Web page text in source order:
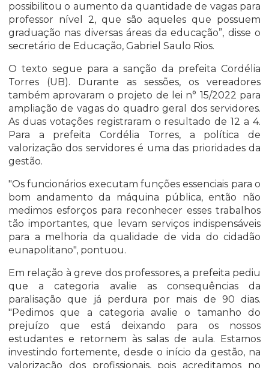
possibilitou o aumento da quantidade de vagas para
professor nível 2, que são aqueles que possuem
graduação nas diversas áreas da educação”, disse o
secretário de Educação, Gabriel Saulo Rios.
O texto segue para a sanção da prefeita Cordélia
Torres (UB). Durante as sessões, os vereadores
também aprovaram o projeto de lei n° 15/2022 para
ampliação de vagas do quadro geral dos servidores.
As duas votações registraram o resultado de 12 a 4.
Para a prefeita Cordélia Torres, a política de
valorização dos servidores é uma das prioridades da
gestão.
"Os funcionários executam funções essenciais para o
bom andamento da máquina pública, então não
medimos esforços para reconhecer esses trabalhos
tão importantes, que levam serviços indispensáveis
para a melhoria da qualidade de vida do cidadão
eunapolitano", pontuou.
Em relação à greve dos professores, a prefeita pediu
que a categoria avalie as consequências da
paralisação que já perdura por mais de 90 dias.
"Pedimos que a categoria avalie o tamanho do
prejuízo que está deixando para os nossos
estudantes e retornem às salas de aula. Estamos
investindo fortemente, desde o início da gestão, na
valorização dos profissionais, pois acreditamos no